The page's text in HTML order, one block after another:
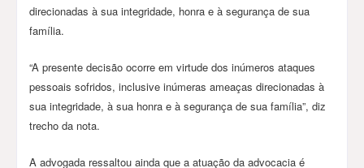
direcionadas à sua integridade, honra e à segurança de sua
família.
“A presente decisão ocorre em virtude dos inúmeros ataques
pessoais sofridos, inclusive inúmeras ameaças direcionadas à
sua integridade, à sua honra e à segurança de sua família”, diz
trecho da nota.
A advogada ressaltou ainda que a atuação da advocacia é